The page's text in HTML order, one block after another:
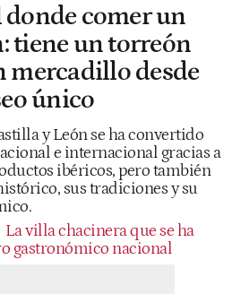
comer un
tiene un torreón
mercadillo desde
único
y León se ha convertido
e internacional gracias a
ibéricos, pero también
sus tradiciones y su
La villa chacinera que se ha
gastronómico nacional